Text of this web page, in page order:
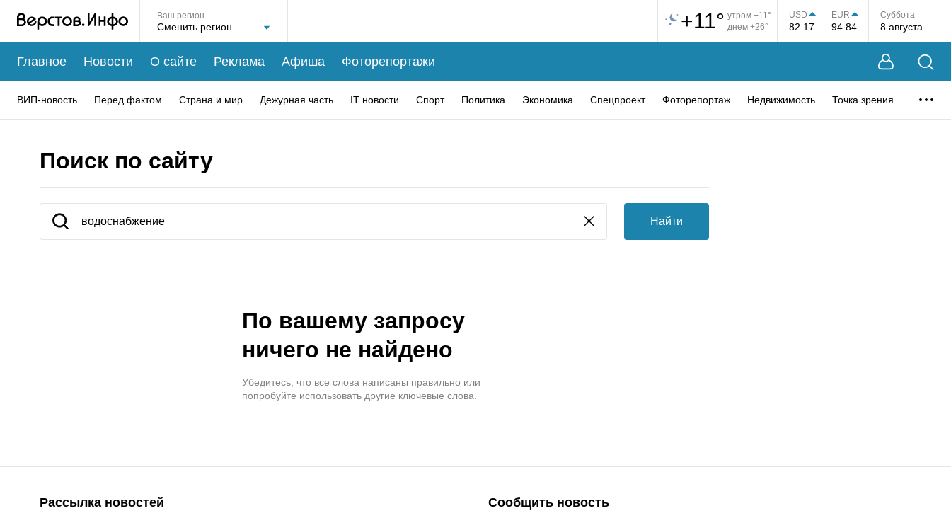
Ваш регион +11° утром +11°
днем +26°
USD
82.17
EUR
94.84
Суббота
8 августа
Главное Новости О сайте Реклама Афиша Фоторепортажи
ВИП-новость Перед фактом Страна и мир Дежурная часть IT новости Спорт Политика Экономика Спецпроект Фоторепортаж Недвижимость Точка зрения
Поиск по сайту
Найти
По вашему запросу
ничего не найдено
Убедитесь, что все слова написаны правильно или
попробуйте использовать другие ключевые слова.
Рассылка новостей Сообщить новость